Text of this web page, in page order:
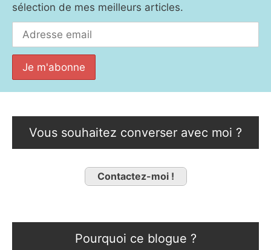
sélection de mes meilleurs articles.
Vous souhaitez converser avec moi ?
Contactez-moi !
Pourquoi ce blogue ?